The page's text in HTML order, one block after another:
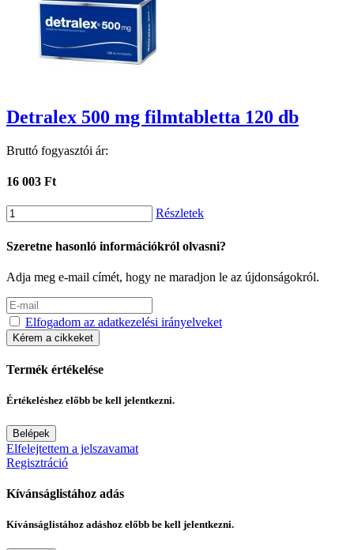
Detralex 500 mg filmtabletta 120 db
Bruttó fogyasztói ár:
16 003 Ft
Részletek
Szeretne hasonló információkról olvasni?
Adja meg e-mail címét, hogy ne maradjon le az újdonságokról.
Elfogadom az adatkezelési irányelveket
Kérem a cikkeket
Termék értékelése
Értékeléshez előbb be kell jelentkezni.
Belépek
Elfelejtettem a jelszavamat
Regisztráció
Kívánságlistához adás
Kívánságlistához adáshoz előbb be kell jelentkezni.